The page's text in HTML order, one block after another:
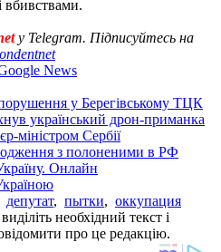
вбивствами.
у Telegram. Підписуйтесь на
News
у Берегівському ТЦК
український дрон-приманка
міністром Сербії
з полоненими в РФ
Онлайн
депутат, пытки, оккупация
необхідний текст і
про це редакцію.